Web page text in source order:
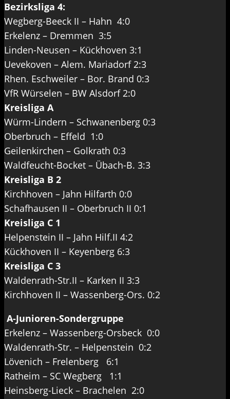
Bezirksliga 4:
Wegberg-Beeck II – Hahn 4:0
Erkelenz – Dremmen 3:5
Linden-Neusen – Kückhoven 3:1
Uevekoven – Alem. Mariadorf 2:3
Rhen. Eschweiler – Bor. Brand 0:3
VfR Würselen – BW Alsdorf 2:0
Kreisliga A
Würm-Lindern – Schwanenberg 0:3
Oberbruch – Effeld 1:0
Geilenkirchen – Golkrath 0:3
Waldfeucht-Bocket – Übach-B. 3:3
Kreisliga B 2
Kirchhoven – Jahn Hilfarth 0:0
Schafhausen II – Oberbruch II 0:1
Kreisliga C 1
Helpenstein II – Jahn Hilf.II 4:2
Kückhoven II – Keyenberg 6:3
Kreisliga C 3
Waldenrath-Str.II – Karken II 3:3
Kirchhoven II – Wassenberg-Ors. 0:2
A-Junioren-Sondergruppe
Erkelenz – Wassenberg-Orsbeck 0:0
Waldenrath-Str. – Helpenstein 0:2
Lövenich – Frelenberg 6:1
Ratheim – SC Wegberg 1:1
Heinsberg-Lieck – Brachelen 2:0